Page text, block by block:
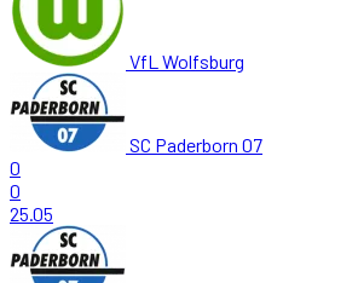
VfL Wolfsburg
SC Paderborn 07
0
0
25.05